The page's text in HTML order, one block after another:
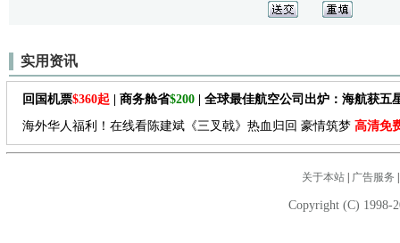
实用资讯
回国机票$360起 | 商务舱省$200 | 全球最佳航空公司出炉：海航获五
海外华人福利！在线看陈建斌《三叉戟》热血归回 豪情筑梦 高清免
关于本站| 广告服务
Copyright (C) 1998-